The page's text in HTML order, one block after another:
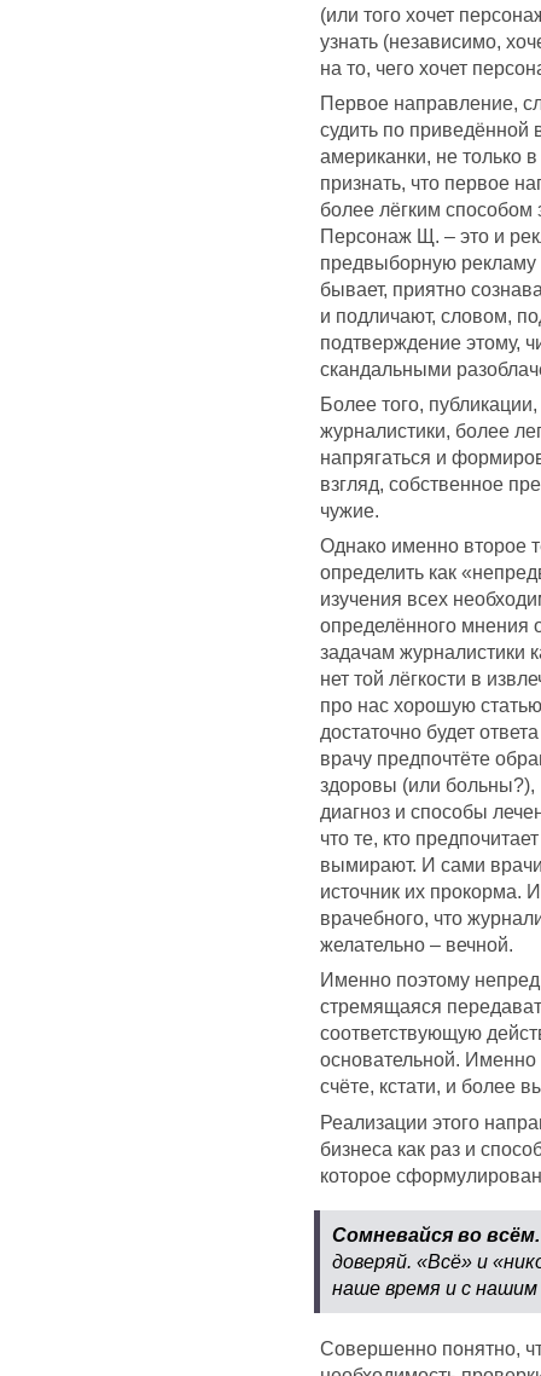
(или того хочет
узнать (независимо,
на то, чего хочет
Первое направление,
судить по приведённой
американки, не только
признать, что первое
более лёгким
Персонаж Щ. – это и
предвыборную рекламу
бывает, приятно
и подличают, словом,
подтверждение этому,
скандальными
Более того,
журналистики, более
напрягаться и
взгляд, собственное
чужие.
Однако именно второе
определить как
изучения всех
определённого мнения
задачам журналистики
нет той лёгкости в
про нас хорошую
достаточно будет
врачу предпочтёте
здоровы (или
диагноз и способы
что те, кто
вымирают. И сами врачи
источник их прокорма.
врачебного, что
желательно – вечной.
Именно поэтому
стремящаяся
соответствующую
основательной. Именно
счёте, кстати, и более
Реализации этого
бизнеса как раз и
которое
Сомневайся во
доверяй. «Всё» и
наше время и с нашим
Совершенно понятно,